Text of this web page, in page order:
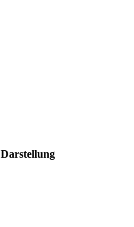
Darstellung